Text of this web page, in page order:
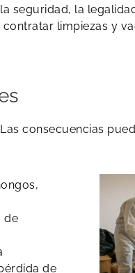
seguridad, la
limpiezas y
consecuencias
de
de